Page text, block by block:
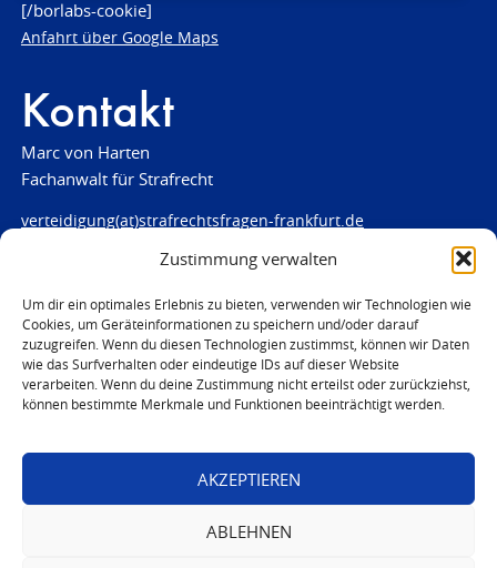
Zustimmung verwalten
Um dir ein optimales Erlebnis zu bieten, verwenden wir Technologien wie
Cookies, um Geräteinformationen zu speichern und/oder darauf
zuzugreifen. Wenn du diesen Technologien zustimmst, können wir Daten
wie das Surfverhalten oder eindeutige IDs auf dieser Website
verarbeiten. Wenn du deine Zustimmung nicht erteilst oder zurückziehst,
können bestimmte Merkmale und Funktionen beeinträchtigt werden.
AKZEPTIEREN
ABLEHNEN
[/borlabs-cookie]
Anfahrt über Google Maps
Kontakt
Marc von Harten
Fachanwalt für Strafrecht
verteidigung(at)strafrechtsfragen-frankfurt.de
www.strafrechtsfragen-frankfurt.de
Louisenstraße 84
61348 Bad Homburg
Telefon:06172 - 66 28 00
Telefax: 06172 - 66 28 01
0171 - 691 67 67